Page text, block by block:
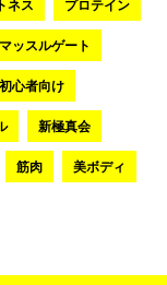
ネス プロテイン
マッスルゲート
初心者向け
新極真会
筋肉 美ボディ